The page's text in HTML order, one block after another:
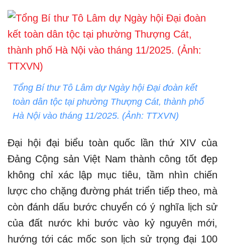
Tổng Bí thư Tô Lâm dự Ngày hội Đại đoàn kết
toàn dân tộc tại phường Thượng Cát, thành phố
Hà Nội vào tháng 11/2025. (Ảnh: TTXVN)
Đại hội đại biểu toàn quốc lần thứ XIV của
Đảng Cộng sản Việt Nam thành công tốt đẹp
không chỉ xác lập mục tiêu, tầm nhìn chiến
lược cho chặng đường phát triển tiếp theo, mà
còn đánh dấu bước chuyển có ý nghĩa lịch sử
của đất nước khi bước vào kỷ nguyên mới,
hướng tới các mốc son lịch sử trọng đại 100